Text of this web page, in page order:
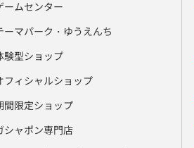
ームセンター
ーマパーク・ゆうえんち
験型ショップ
フィシャルショップ
間限定ショップ
シャポン専門店